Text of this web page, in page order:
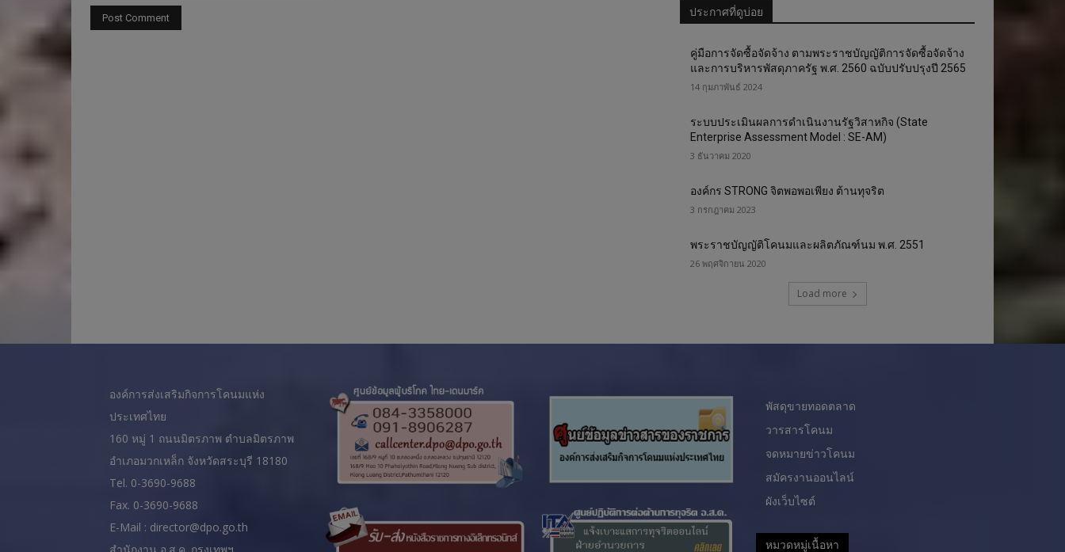
ประกาศที่ดูบ่อย
คู่มือการจัดซื้อจัดจ้าง ตามพระราชบัญญัติการจัดซื้อจัดจ้าง
และการบริหารพัสดุภาครัฐ พ.ศ. 2560 ฉบับปรับปรุงปี 2565
14 กุมภาพันธ์ 2024
ระบบประเมินผลการดำเนินงานรัฐวิสาหกิจ (State
Enterprise Assessment Model : SE-AM)
3 ธันวาคม 2020
องค์กร STRONG จิตพอพอเพียง ต้านทุจริต
3 กรกฎาคม 2023
พระราชบัญญัติโคนมและผลิตภัณฑ์นม พ.ศ. 2551
26 พฤศจิกายน 2020
Load more
องค์การส่งเสริมกิจการโคนมแห่ง
ประเทศไทย
160 หมู่ 1 ถนนมิตรภาพ ตำบลมิตรภาพ
อำเภอมวกเหล็ก จังหวัดสระบุรี 18180
Tel. 0-3690-9688
Fax. 0-3690-9688
E-Mail : director@dpo.go.th
พัสดุขายทอดตลาด
วารสารโคนม
จดหมายข่าวโคนม
สมัครงานออนไลน์
ผังเว็บไซต์
หมวดหมู่เนื้อหา